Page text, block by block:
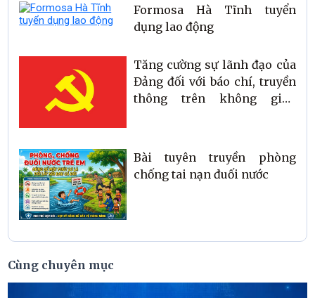
Formosa Hà Tĩnh tuyển
dụng lao động
Tăng cường sự lãnh đạo của
Đảng đối với báo chí, truyền
thông trên không gian
Bài tuyên truyền phòng
chống tai nạn đuối nước
Cùng chuyên mục